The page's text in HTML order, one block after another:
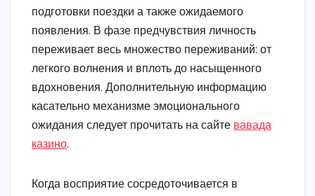
подготовки поездки а также ожидаемого
появления. В фазе предчувствия личность
переживает весь множество переживаний: от
легкого волнения и вплоть до насыщенного
вдохновения. Дополнительную информацию
касательно механизме эмоционального
ожидания следует прочитать на сайте вавада
казино.
Когда восприятие сосредоточивается в